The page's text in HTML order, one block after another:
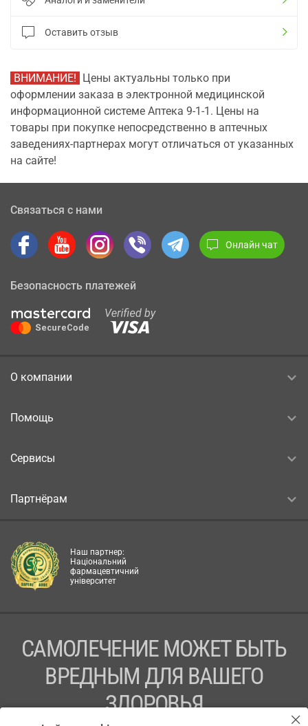
Оставить отзыв
ВНИМАНИЕ! Цены актуальны только при
оформлении заказа в электронной медицинской
информационной системе Аптека 9-1-1. Цены на
товары при покупке непосредственно в аптечных
заведениях-партнерах могут отличаться от указанных
на сайте!
Связаться с нами
Онлайн чат
Безопасность платежей
О компании
Помощь
Сервисы
Партнёрам
Наш партнер:
Національний
фармацевтичний
університет
САМОЛЕЧЕНИЕ МОЖЕТ БЫТЬ
ВРЕДНЫМ ДЛЯ ВАШЕГО
ЗДОРОВЬЯ